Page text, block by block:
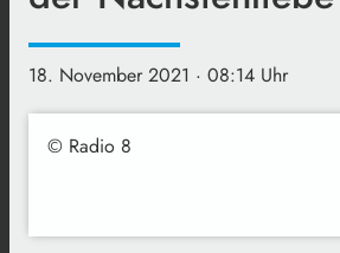
18. November 2021 · 08:14 Uhr
© Radio 8